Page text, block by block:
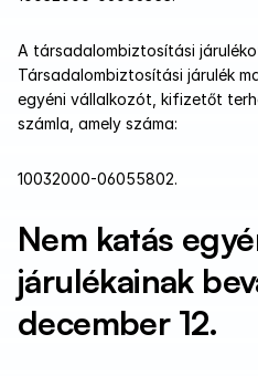
A társadalombiztosítási
Társadalombiztosítási járulék
egyéni vállalkozót, kifizetőt
számla, amely száma:
10032000-06055802.
Nem katás
járulékainak
december 12.